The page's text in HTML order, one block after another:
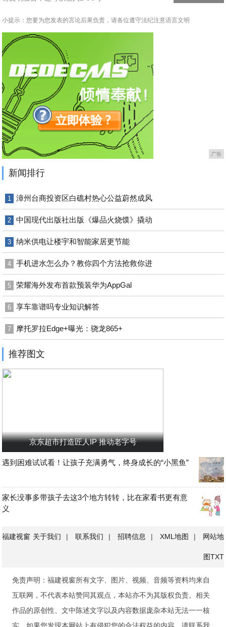
小提示：您要为您发表的言论后果负责，请各位遵守法纪注意语言文明
广告
新闻排行
1 漳州台商投资区白礁村热心公益蔚然成风
2 中国现代出版社出版《爆品火烧馍》撬动
3 纳米供电让楼宇和智能家居更节能
4 手机进水怎么办？教你四个方法抢救你进
5 荣耀海外发布首款预装华为AppGal
6 享车靠谱吗专业知识解答
7 摩托罗拉Edge+曝光：骁龙865+
推荐图文
京东超市打造匠人IP 推动老字号
遇到困难试试看！让孩子充满勇气，终身成长的“小黑鱼”
家长没事多带孩子去这3个地方转转，比在家看书更有意
义
福建视窗 关于我们 | 联系我们 | 招聘信息 | XML地图 | 网站地
图TXT
免责声明：福建视窗所有文字、图片、视频、音频等资料均来自
互联网，不代表本站赞同其观点，本站亦不为其版权负责。相关
作品的原创性、文中陈述文字以及内容数据庞杂本站无法一一核